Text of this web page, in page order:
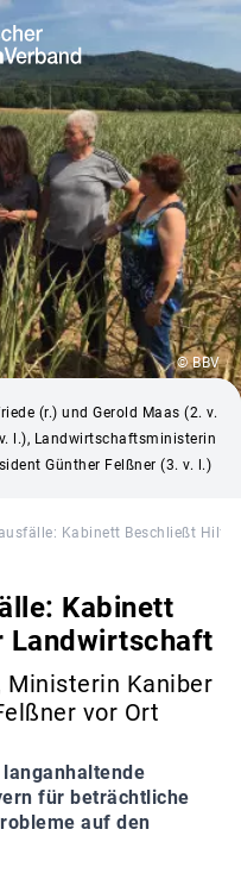
© BBV
(r.) und Gerold Maas (2. v.
l.), Landwirtschaftsministerin
Günther Felßner (3. v. l.)
Kabinett Beschließt
Kabinett
Landwirtschaft
Ministerin Kaniber
vor Ort
für beträchtliche
auf den